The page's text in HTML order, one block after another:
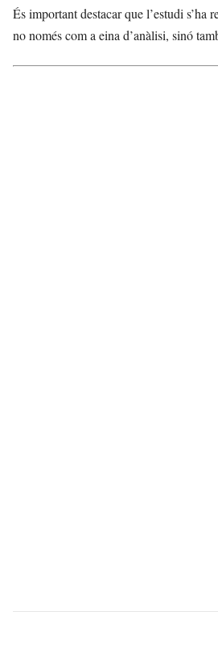
És important destacar que l’estudi s’ha
no només com a eina d’anàlisi, sinó